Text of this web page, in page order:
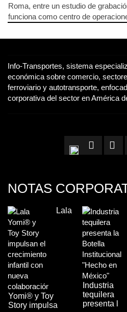
Roma, entre un estudio de
funciona como centro de
Info-Transportes, sistema
económica sobre comercio,
ferroviario y autotransporte,
corporativa del sector en América
NOTAS
Lala
Yomi® y Toy
Story impulsa
Industria
tequilera
presenta l